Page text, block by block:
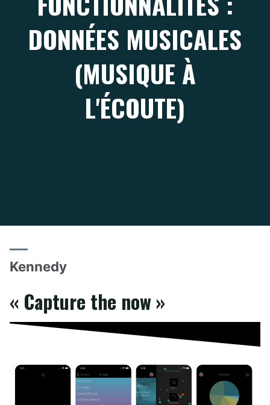
DONNÉES MUSICALES
(MUSIQUE À
L'ÉCOUTE)
Kennedy
« Capture the now »